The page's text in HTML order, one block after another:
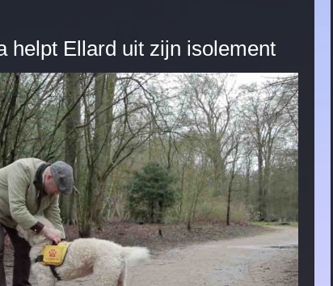
helpt Ellard uit zijn isolement